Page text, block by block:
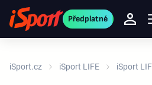
Předplatné
iSport.cz iSport LIFE iSport